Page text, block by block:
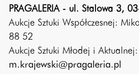
PRAGALERIA - ul. Stalowa 3,
Aukcje Sztuki Współczesnej:
88 52
Aukcje Sztuki Młodej i Aktualnej:
m.krajewski@pragaleria.pl